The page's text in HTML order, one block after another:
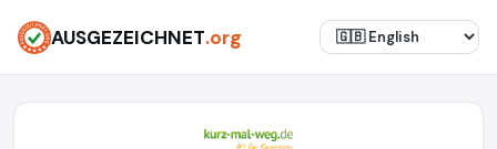
AUSGEZEICHNET.org